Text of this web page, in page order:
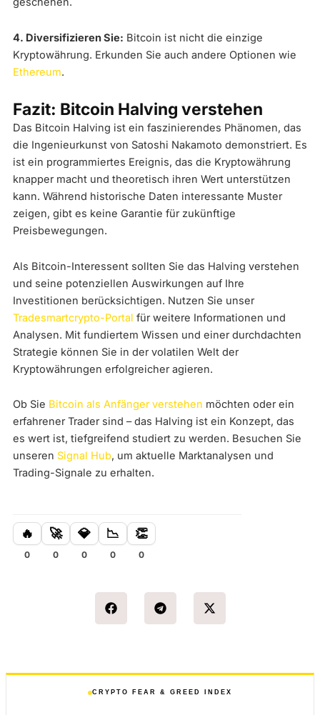
4. Diversifizieren Sie: Bitcoin ist nicht die einzige
Kryptowährung. Erkunden Sie auch andere Optionen wie
Ethereum.
Fazit: Bitcoin Halving verstehen
Das Bitcoin Halving ist ein faszinierendes Phänomen, das
die Ingenieurkunst von Satoshi Nakamoto demonstriert. Es
ist ein programmiertes Ereignis, das die Kryptowährung
knapper macht und theoretisch ihren Wert unterstützen
kann. Während historische Daten interessante Muster
zeigen, gibt es keine Garantie für zukünftige
Preisbewegungen.
Als Bitcoin-Interessent sollten Sie das Halving verstehen
und seine potenziellen Auswirkungen auf Ihre
Investitionen berücksichtigen. Nutzen Sie unser
Tradesmartcrypto-Portal für weitere Informationen und
Analysen. Mit fundiertem Wissen und einer durchdachten
Strategie können Sie in der volatilen Welt der
Kryptowährungen erfolgreicher agieren.
Ob Sie Bitcoin als Anfänger verstehen möchten oder ein
erfahrener Trader sind – das Halving ist ein Konzept, das
es wert ist, tiefgreifend studiert zu werden. Besuchen Sie
unseren Signal Hub, um aktuelle Marktanalysen und
Trading-Signale zu erhalten.
🔥
0
🚀
0
💎
0
📉
0
👏
0
CRYPTO FEAR & GREED INDEX